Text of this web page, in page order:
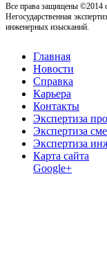
Все права защищены ©2014
Негосударственная
инженерных изысканий.
Главная
Новости
Справка
Карьера
Контакты
Экспертиза
Экспертиза
Экспертиза
Карта сайта
Google+